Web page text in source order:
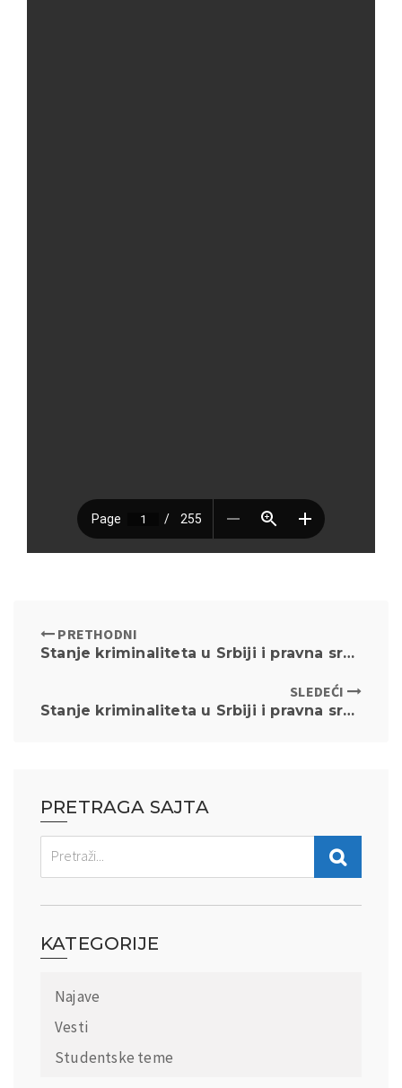
PRETHODNI
Stanje kriminaliteta u Srbiji i pravna sredstva reagovanja – I deo
SLEDEĆI
Stanje kriminaliteta u Srbiji i pravna sredstva reagovanja – III deo
PRETRAGA SAJTA
KATEGORIJE
Najave
Vesti
Studentske teme